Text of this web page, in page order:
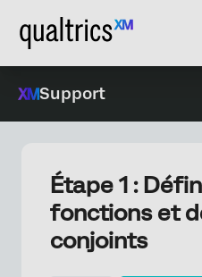
Support
Étape 1 :
fonctions et
conjoints